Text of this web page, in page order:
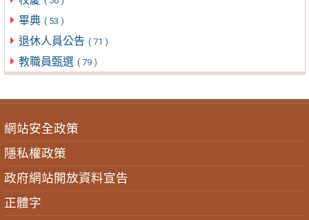
畢典 ( 53 )
退休人員公告 ( 71 )
教職員甄選 ( 79 )
網站安全政策
隱私權政策
政府網站開放資料宣告
正體字